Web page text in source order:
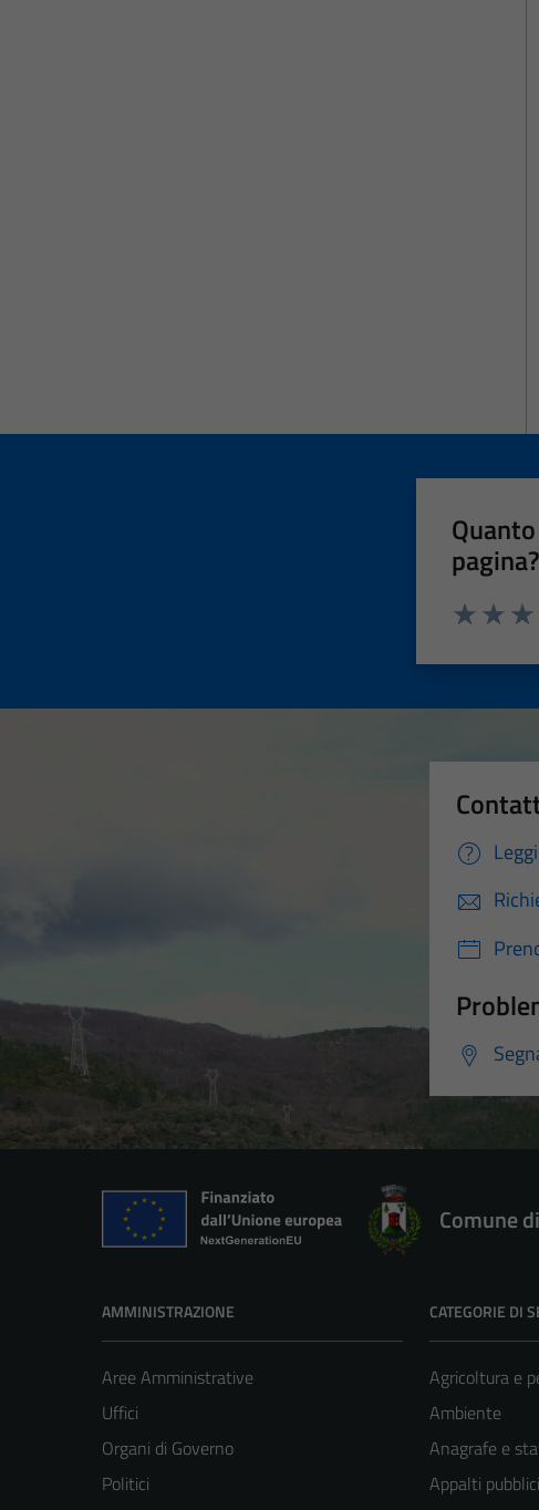
pagina?
Comune
AMMINISTRAZIONE
Aree Amministrative
Uffici
Organi di Governo
Politici
CATEGORIE DI
Agricoltura e
Ambiente
Anagrafe e
Appalti pubblici